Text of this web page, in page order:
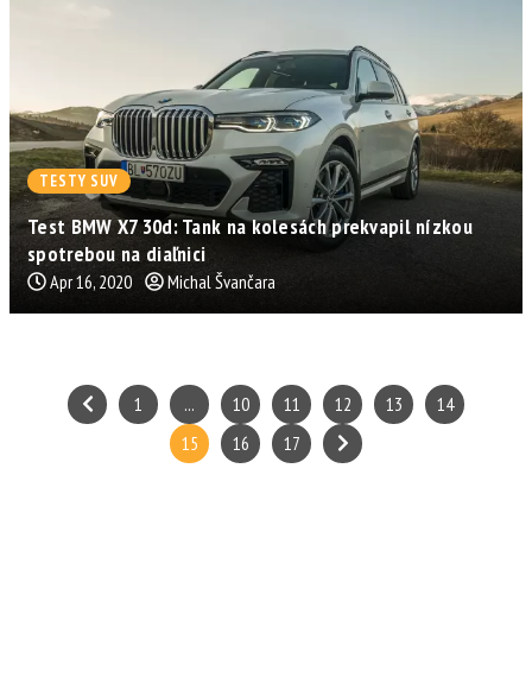
TESTY SUV
Test BMW X7 30d: Tank na kolesách prekvapil nízkou
spotrebou na diaľnici
Apr 16, 2020 Michal Švančara
1 ... 10 11 12 13
14
15
16 17